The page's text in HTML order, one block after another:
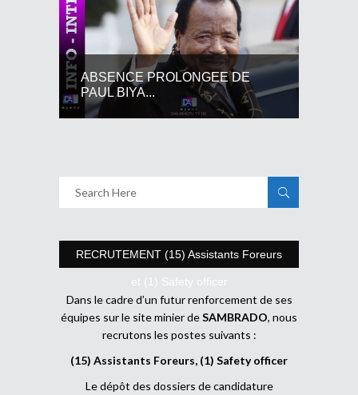
ABSENCE PROLONGEE DE
PAUL BIYA...
RECRUTEMENT (15) Assistants Foreurs
et (1) Safety officer
Dans le cadre d’un futur renforcement de ses
équipes sur le site minier deSAMBRADO, nous
recrutons les postes suivants :
(15) Assistants Foreurs, (1) Safety officer
Le dépôt des dossiers de candidature